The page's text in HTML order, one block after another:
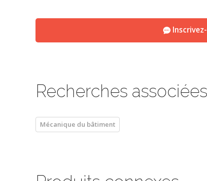
Recherches associées
Mécanique du bâtiment